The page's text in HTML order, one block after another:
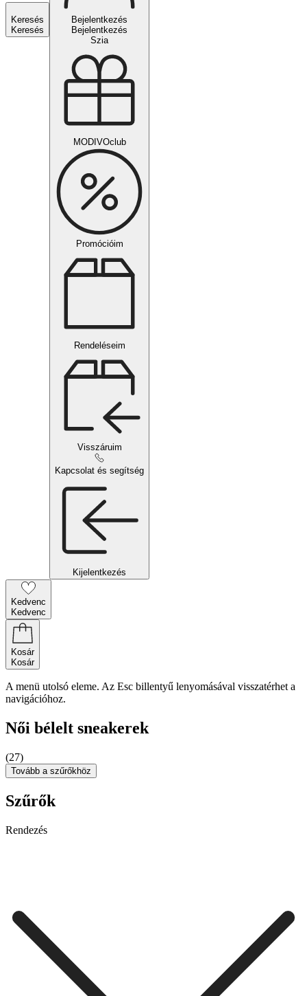
Keresés
Keresés
Bejelentkezés
Bejelentkezés
Szia
MODIVOclub
Promócióim
Rendeléseim
Visszáruim
Kapcsolat és segítség
Kijelentkezés
Kedvenc
Kedvenc
Kosár
Kosár
A menü utolsó eleme. Az Esc billentyű lenyomásával visszatérhet a
navigációhoz.
Női bélelt sneakerek
(27)
Tovább a szűrőkhöz
Szűrők
Rendezés